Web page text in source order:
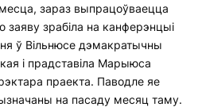
зараз выпрацоўваецца
заяву зрабіла на канферэнцыі
ў Вільнюсе дэмакратычны
і прадставіла Марыюса
праекта. Паводле яе
на пасаду месяц таму.